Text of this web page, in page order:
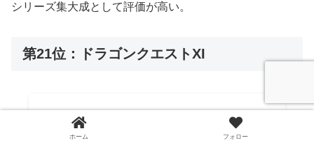
シリーズ集大成として評価が高い。
第21位：ドラゴンクエストXI
DQ11 PS4
ホーム フォロー